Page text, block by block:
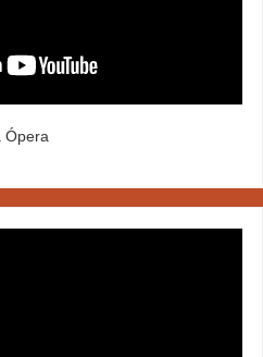
Ópera